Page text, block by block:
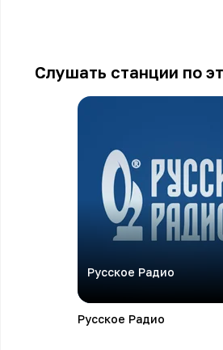
Слушать станции по
Русское Радио
Русское Радио